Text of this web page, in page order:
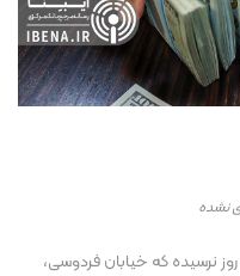
نشده
نرسیده که خیابان فردوسی،